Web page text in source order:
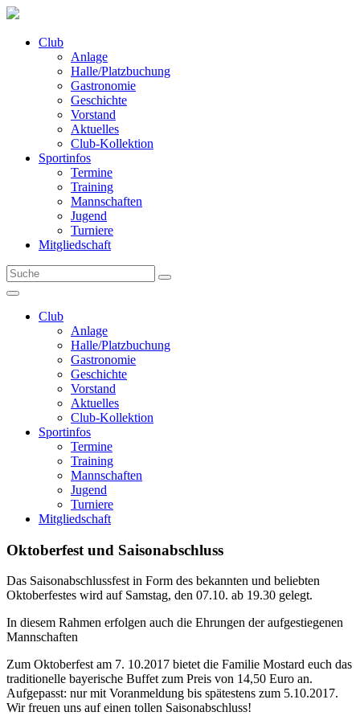
Club
Anlage
Halle/Platzbuchung
Gastronomie
Geschichte
Vorstand
Aktuelles
Club-Kollektion
Sportinfos
Termine
Training
Mannschaften
Jugend
Turniere
Mitgliedschaft
Club
Anlage
Halle/Platzbuchung
Gastronomie
Geschichte
Vorstand
Aktuelles
Club-Kollektion
Sportinfos
Termine
Training
Mannschaften
Jugend
Turniere
Mitgliedschaft
Oktoberfest und Saisonabschluss
Das Saisonabschlussfest in Form des bekannten und beliebten
Oktoberfestes wird auf Samstag, den 07.10. ab 19.30 gelegt.
In diesem Rahmen erfolgen auch die Ehrungen der aufgestiegenen
Mannschaften
Zum Oktoberfest am 7. 10.2017 bietet die Familie Mostard euch das
traditionelle bayerische Buffet zum Preis von 14,50 Euro an.
Aufgepasst: nur mit Voranmeldung bis spätestens zum 5.10.2017.
Wir freuen uns auf einen tollen Saisonabschluss!